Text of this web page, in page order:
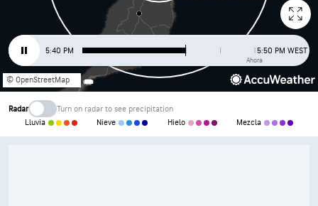
5:40 PM
Ahora
5:50 PM WEST
© OpenStreetMap
Radar
Turn on radar to see precipitation
Lluvia
Nieve Hielo Mezcla